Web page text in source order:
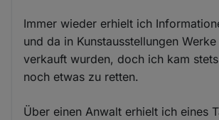
Immer wieder erhielt ich
und da in Kunstausstellungen
verkauft wurden, doch ich kam
noch etwas zu retten.
Über einen Anwalt erhielt ich eines